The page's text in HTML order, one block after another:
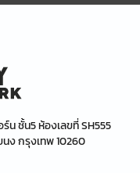
น ชั้น5 ห้องเลขที่ SH555
ง กรุงเทพ 10260